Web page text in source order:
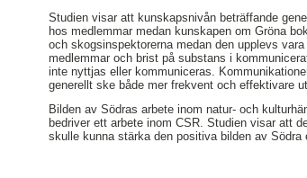
Studien visar att kunskapsnivån beträffande
hos medlemmar medan kunskapen om Gröna
och skogsinspektorerna medan den upplevs
medlemmar och brist på substans i
inte nyttjas eller kommuniceras.
generellt ske både mer frekvent och effektivare
Bilden av Södras arbete inom natur- och
bedriver ett arbete inom CSR. Studien visar att
skulle kunna stärka den positiva bilden av